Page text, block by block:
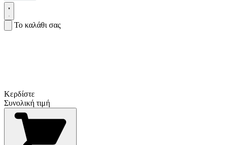
Το καλάθι σας
Κερδίστε
Συνολική τιμή